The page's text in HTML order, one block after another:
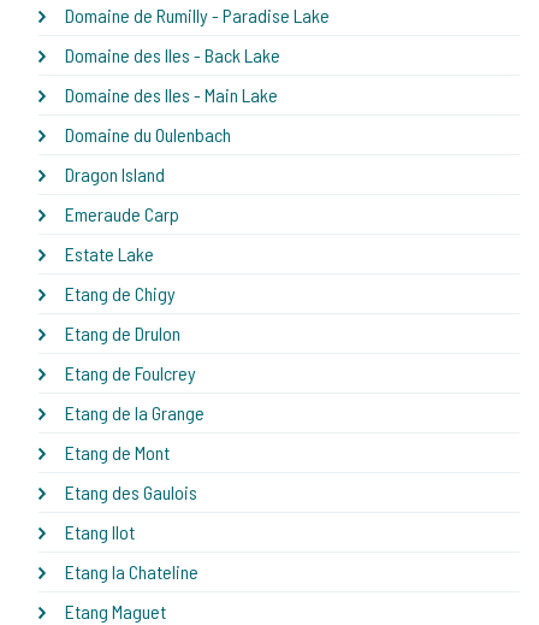
Domaine de Rumilly - Paradise Lake
Domaine des Iles - Back Lake
Domaine des Iles - Main Lake
Domaine du Oulenbach
Dragon Island
Emeraude Carp
Estate Lake
Etang de Chigy
Etang de Drulon
Etang de Foulcrey
Etang de la Grange
Etang de Mont
Etang des Gaulois
Etang Ilot
Etang la Chateline
Etang Maguet